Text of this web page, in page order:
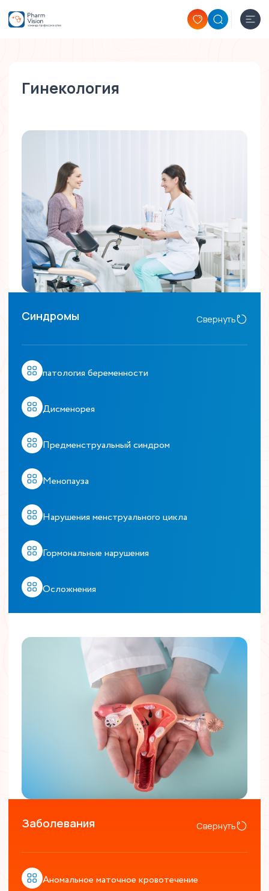
Гинекология
Синдромы Свернуть
патология беременности
Дисменорея
Предменструальный синдром
Менопауза
Нарушения менструального цикла
Гормональные нарушения
Осложнения
Заболевания Свернуть
Аномальное маточное кровотечение